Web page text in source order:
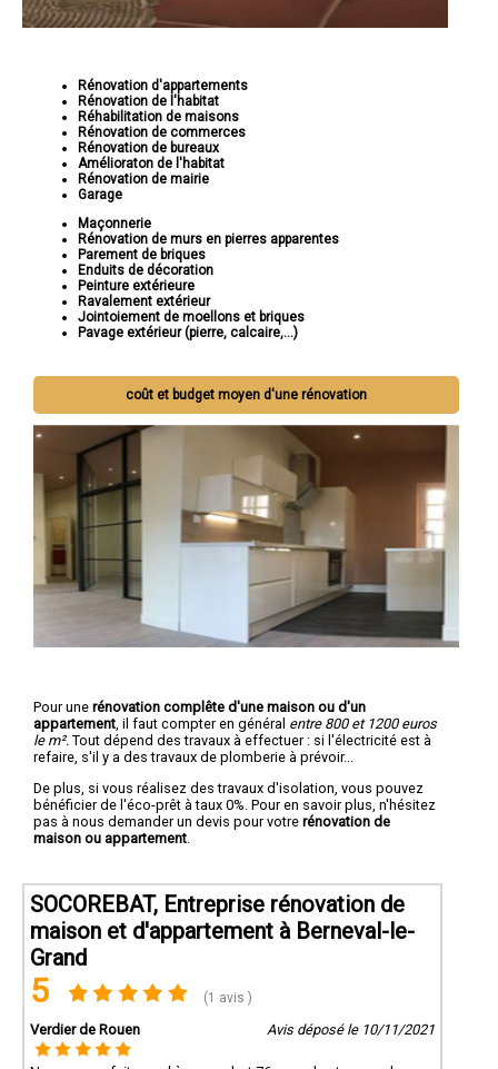
Rénovation d'appartements
Rénovation de l'habitat
Réhabilitation de maisons
Rénovation de commerces
Rénovation de bureaux
Amélioraton de l'habitat
Rénovation de mairie
Garage
Maçonnerie
Rénovation de murs en pierres apparentes
Parement de briques
Enduits de décoration
Peinture extérieure
Ravalement extérieur
Jointoiement de moellons et briques
Pavage extérieur (pierre, calcaire,...)
coût et budget moyen d'une rénovation
Pour une rénovation complête d'une maison ou d'un
appartement , il faut compter en général entre 800 et 1200 euros
le m². Tout dépend des travaux à effectuer : si l'électricité est à
refaire, s'il y a des travaux de plomberie à prévoir...
De plus, si vous réalisez des travaux d'isolation, vous pouvez
bénéficier de l'éco-prêt à taux 0%. Pour en savoir plus, n'hésitez
pas à nous demander un devis pour votre rénovation de
maison ou appartement
SOCOREBAT, Entreprise rénovation de
maison et d'appartement à Berneval-le-
Grand
5 (1 avis )
Verdier de Rouen Avis déposé le 10/11/2021